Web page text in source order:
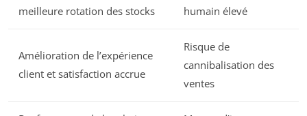
meilleure rotation des stocks
humain élevé
Amélioration de l’expérience
client et satisfaction accrue
Risque de
cannibalisation des
ventes